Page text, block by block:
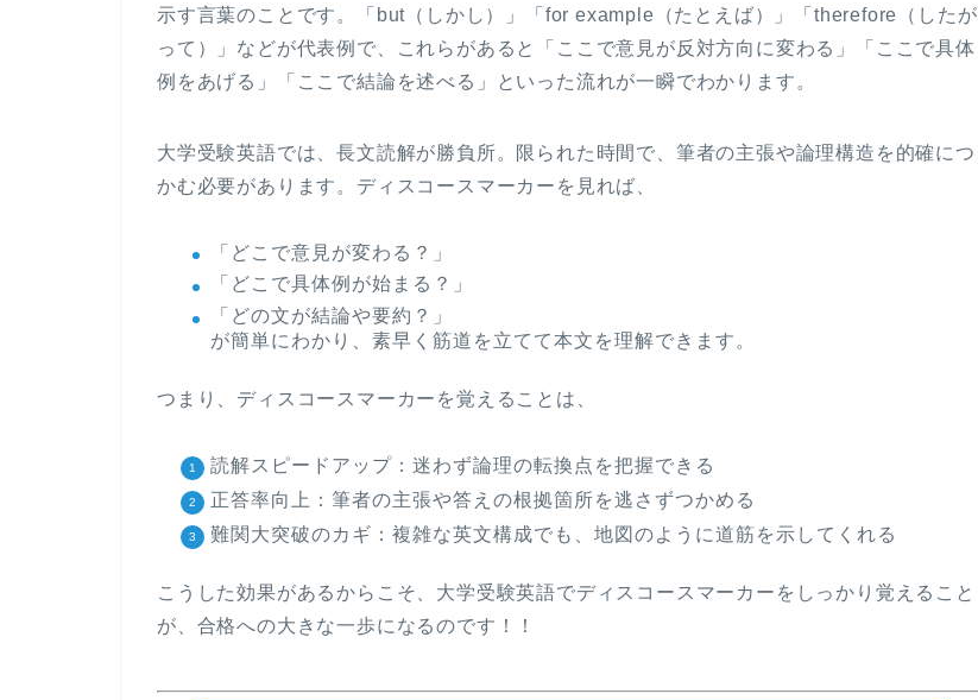
示す言葉のことです。「but（しかし）」「for example（たとえば）」「therefore（したが
って）」などが代表例で、これらがあると「ここで意見が反対方向に変わる」「ここで具体
例をあげる」「ここで結論を述べる」といった流れが一瞬でわかります。
大学受験英語では、長文読解が勝負所。限られた時間で、筆者の主張や論理構造を的確につ
かむ必要があります。ディスコースマーカーを見れば、
「どこで意見が変わる？」
「どこで具体例が始まる？」
「どの文が結論や要約？」
が簡単にわかり、素早く筋道を立てて本文を理解できます。
つまり、ディスコースマーカーを覚えることは、
読解スピードアップ ：迷わず論理の転換点を把握できる
正答率向上 ：筆者の主張や答えの根拠箇所を逃さずつかめる
難関大突破のカギ ：複雑な英文構成でも、地図のように道筋を示してくれる
こうした効果があるからこそ、大学受験英語でディスコースマーカーをしっかり覚えること
が、合格への大きな一歩になるのです！！